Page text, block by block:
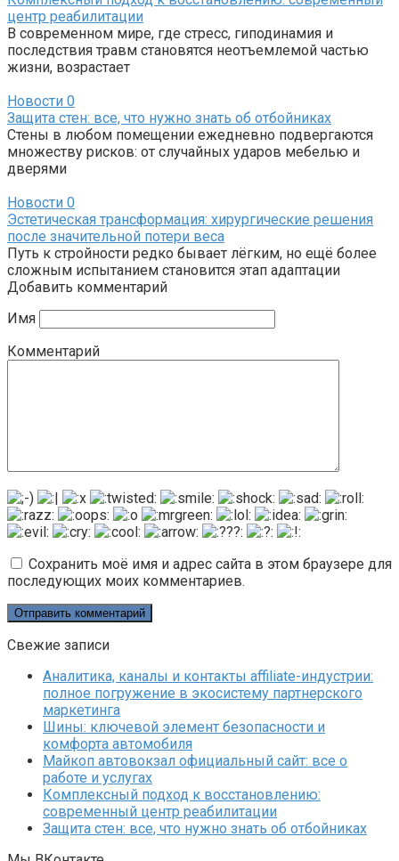
центр реабилитации
В современном мире, где стресс, гиподинамия и
последствия травм становятся неотъемлемой частью
жизни, возрастает
Новости 0
Защита стен: все, что нужно знать об отбойниках
Стены в любом помещении ежедневно подвергаются
множеству рисков: от случайных ударов мебелью и
дверями
Новости 0
Эстетическая трансформация: хирургические решения
после значительной потери веса
Путь к стройности редко бывает лёгким, но ещё более
сложным испытанием становится этап адаптации
Добавить комментарий
Имя
Комментарий
Сохранить моё имя и адрес сайта в этом браузере для
последующих моих комментариев.
Свежие записи
Аналитика, каналы и контакты affiliate-индустрии:
полное погружение в экосистему партнерского
маркетинга
Шины: ключевой элемент безопасности и
комфорта автомобиля
Майкоп автовокзал официальный сайт: все о
работе и услугах
Комплексный подход к восстановлению:
современный центр реабилитации
Защита стен: все, что нужно знать об отбойниках